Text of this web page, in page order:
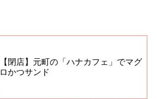
【閉店】元町の「ハナカフェ」でマグ
ロかつサンド